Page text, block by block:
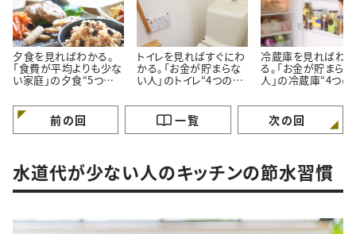
夕食を見ればわかる。
「食費が平均よりも少な
い家庭」の夕食“5つの
トイレを見ればすぐにわ
かる。「お金が貯まらな
い人」のトイレ“4つの特
冷蔵庫を見ればわか
る。「お金が貯まら
人」の冷蔵庫“4つの
前の回 一覧 次の回
水道代が少ない人のキッチンの節水習慣